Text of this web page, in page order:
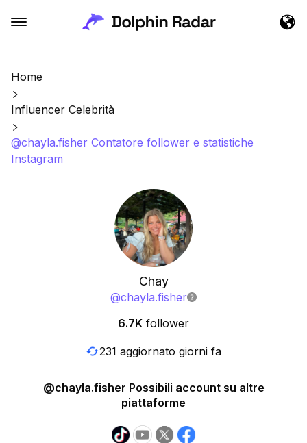
Home
Influencer Celebrità
@chayla.fisher Contatore follower e statistiche
Instagram
Chay
@chayla.fisher
6.7K follower
231 aggiornato giorni fa
@chayla.fisher Possibili account su altre
piattaforme